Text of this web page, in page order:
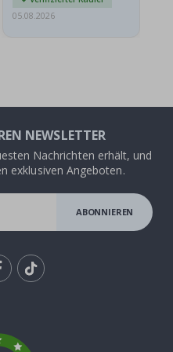
05.08.2026
NEWSLETTER
Nachrichten erhält, und
exklusiven Angeboten.
ABONNIEREN